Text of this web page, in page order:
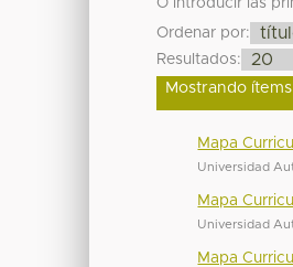
Ordenar por:
Resultados:
Mostrando
Mapa
Universidad
Mapa
Universidad
Mapa